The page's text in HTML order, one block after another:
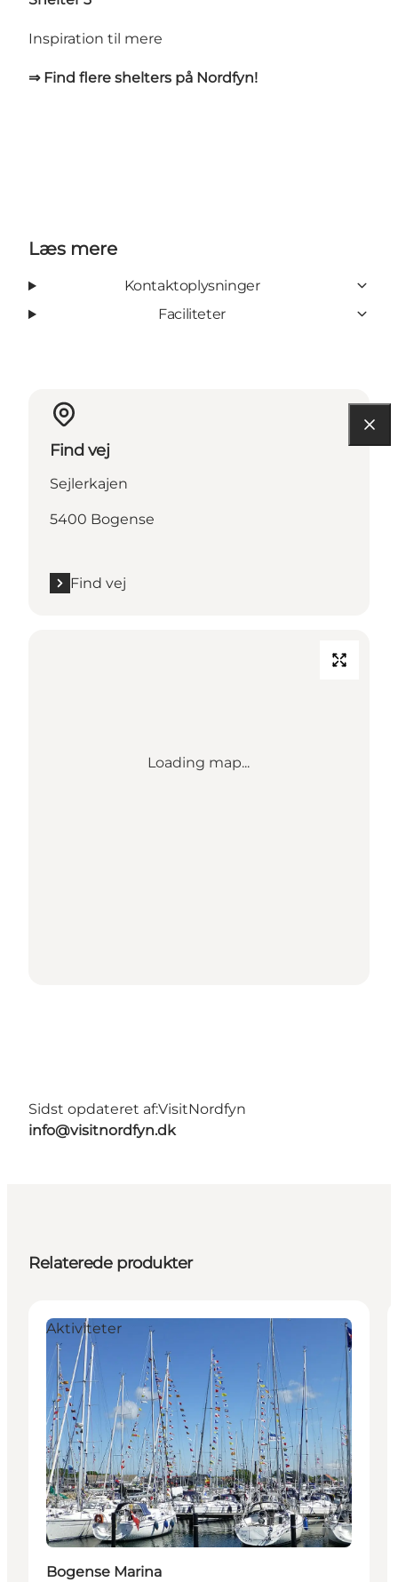
Inspiration til mere
⇒ Find flere shelters på Nordfyn!
Læs mere
Kontaktoplysninger
Faciliteter
Find vej
Sejlerkajen
5400 Bogense
Find vej
Loading map...
Sidst opdateret af:VisitNordfyn
info@visitnordfyn.dk
Relaterede produkter
Aktiviteter
Bogense Marina